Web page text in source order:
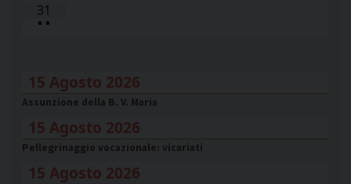
31
• •
15 Agosto 2026
Assunzione della B. V. Maria
15 Agosto 2026
Pellegrinaggio vocazionale: vicariati
15 Agosto 2026